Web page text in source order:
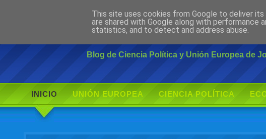
Ciudadano
Blog de Ciencia Política y Unión Europea de
INICIO UNIÓN EUROPEA CIENCIA POLÍTICA
This site uses cookies from Google to deliver
are shared with Google along with performance
statistics, and to detect and address abuse.